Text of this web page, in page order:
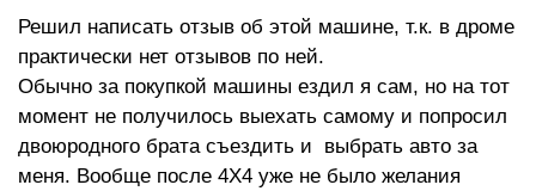
Двигатель
10
Ходовые качества
10
Цвет кузова
Серебро
Цвет салона
Черный
Решил написать отзыв об этой машине, т.к. в дроме
практически нет отзывов по ней.
Обычно за покупкой машины ездил я сам, но на тот
момент не получилось выехать самому и попросил
двоюродного брата съездить и выбрать авто за
меня. Вообще после 4Х4 уже не было желания